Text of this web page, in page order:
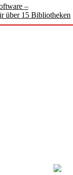
–
über 15 Bibliotheken